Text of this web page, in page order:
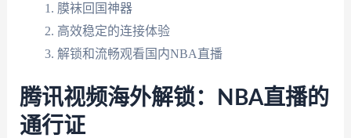
膜袜回国神器
高效稳定的连接体验
解锁和流畅观看国内NBA直播
腾讯视频海外解锁：NBA直播的
通行证